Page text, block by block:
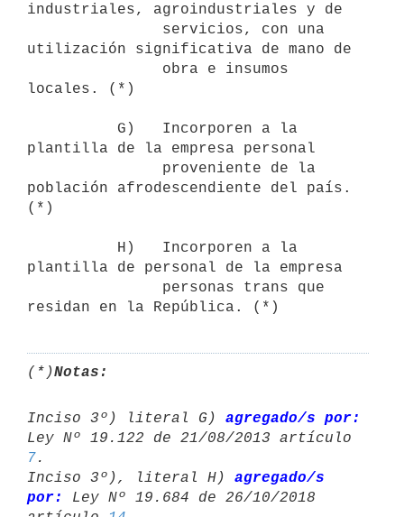
industriales, agroindustriales y de
utilización significativa de mano de
locales. (*)
plantilla de la empresa personal
población afrodescendiente del país.
(*)
plantilla de personal de la empresa
residan en la República. (*)
(*)Notas:
Inciso 3º) literal G) agregado/s por:
7.
Inciso 3º), literal H) agregado/s
por:
Ley Nº 19.684 de 26/10/2018